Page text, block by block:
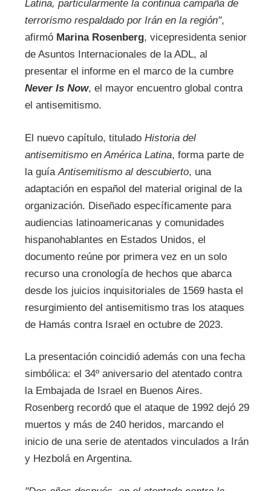
Latina, particularmente la continua campaña de
terrorismo respaldado por Irán en la región",
afirmó Marina Rosenberg, vicepresidenta senior
de Asuntos Internacionales de la ADL, al
presentar el informe en el marco de la cumbre
Never Is Now, el mayor encuentro global contra
el antisemitismo.
El nuevo capítulo, titulado Historia del
antisemitismo en América Latina, forma parte de
la guía Antisemitismo al descubierto, una
adaptación en español del material original de la
organización. Diseñado específicamente para
audiencias latinoamericanas y comunidades
hispanohablantes en Estados Unidos, el
documento reúne por primera vez en un solo
recurso una cronología de hechos que abarca
desde los juicios inquisitoriales de 1569 hasta el
resurgimiento del antisemitismo tras los ataques
de Hamás contra Israel en octubre de 2023.
La presentación coincidió además con una fecha
simbólica: el 34º aniversario del atentado contra
la Embajada de Israel en Buenos Aires.
Rosenberg recordó que el ataque de 1992 dejó 29
muertos y más de 240 heridos, marcando el
inicio de una serie de atentados vinculados a Irán
y Hezbolá en Argentina.